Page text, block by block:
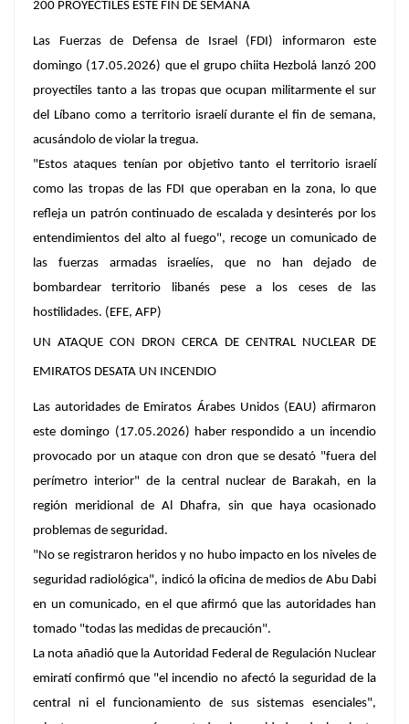
200 PROYECTILES ESTE FIN DE SEMANA
Las Fuerzas de Defensa de Israel (FDI) informaron este
domingo (17.05.2026) que el grupo chiita Hezbolá lanzó 200
proyectiles tanto a las tropas que ocupan militarmente el sur
del Líbano como a territorio israelí durante el fin de semana,
acusándolo de violar la tregua.
"Estos ataques tenían por objetivo tanto el territorio israelí
como las tropas de las FDI que operaban en la zona, lo que
refleja un patrón continuado de escalada y desinterés por los
entendimientos del alto al fuego", recoge un comunicado de
las fuerzas armadas israelíes, que no han dejado de
bombardear territorio libanés pese a los ceses de las
hostilidades. (EFE, AFP)
UN ATAQUE CON DRON CERCA DE CENTRAL NUCLEAR DE
EMIRATOS DESATA UN INCENDIO
Las autoridades de Emiratos Árabes Unidos (EAU) afirmaron
este domingo (17.05.2026) haber respondido a un incendio
provocado por un ataque con dron que se desató "fuera del
perímetro interior" de la central nuclear de Barakah, en la
región meridional de Al Dhafra, sin que haya ocasionado
problemas de seguridad.
"No se registraron heridos y no hubo impacto en los niveles de
seguridad radiológica", indicó la oficina de medios de Abu Dabi
en un comunicado, en el que afirmó que las autoridades han
tomado "todas las medidas de precaución".
La nota añadió que la Autoridad Federal de Regulación Nuclear
emiratí confirmó que "el incendio no afectó la seguridad de la
central ni el funcionamiento de sus sistemas esenciales",